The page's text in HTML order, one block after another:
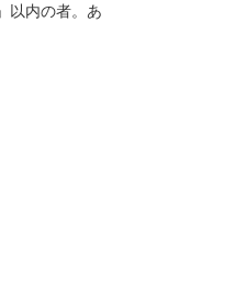
以内の者。あ